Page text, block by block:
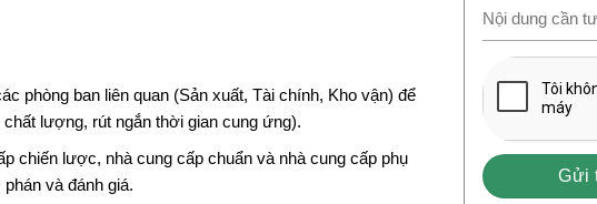
phòng ban liên quan (Sản xuất, Tài chính, Kho vận) để
lượng, rút ngắn thời gian cung ứng).
chiến lược, nhà cung cấp chuẩn và nhà cung cấp phụ
và đánh giá.